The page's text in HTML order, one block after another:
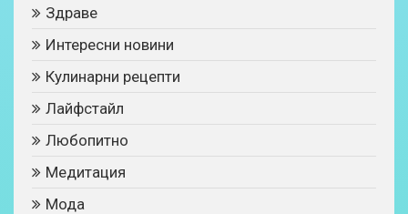
Здраве
Интересни новини
Кулинарни рецепти
Лайфстайл
Любопитно
Медитация
Мода